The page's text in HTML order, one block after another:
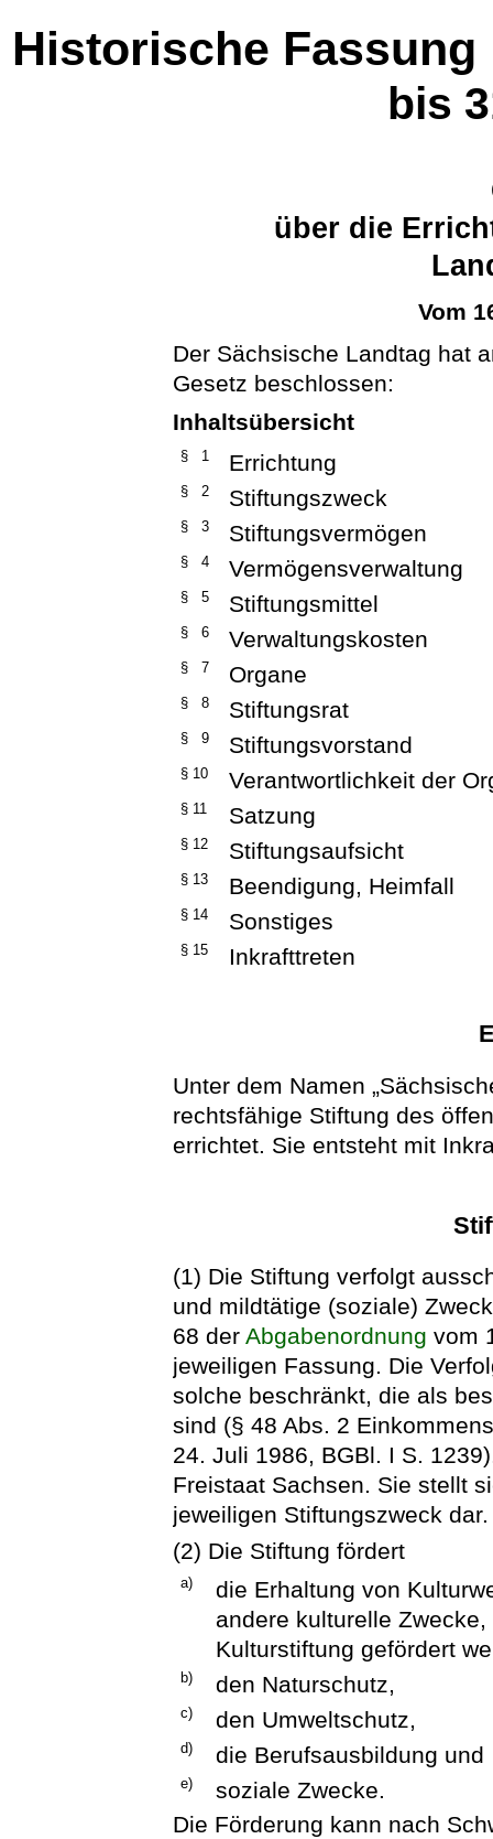
Historische Fassung
bis
über die
Vom
Der Sächsische Landtag hat
Gesetz beschlossen:
Inhaltsübersicht
§ 1 Errichtung
§ 2 Stiftungszweck
§ 3 Stiftungsvermögen
§ 4 Vermögensverwaltung
§ 5 Stiftungsmittel
§ 6 Verwaltungskosten
§ 7 Organe
§ 8 Stiftungsrat
§ 9 Stiftungsvorstand
§ 10 Verantwortlichkeit der
§ 11 Satzung
§ 12 Stiftungsaufsicht
§ 13 Beendigung, Heimfall
§ 14 Sonstiges
§ 15 Inkrafttreten
Unter dem Namen
rechtsfähige Stiftung des
errichtet. Sie entsteht mit
(1) Die Stiftung verfolgt
und mildtätige (soziale)
68 derAbgabenordnung vom
jeweiligen Fassung. Die
solche beschränkt, die als
sind (§ 48 Abs. 2
24. Juli 1986, BGBl. I S.
Freistaat Sachsen. Sie stellt
jeweiligen Stiftungszweck dar.
(2) Die Stiftung fördert
a)
die Erhaltung von
andere kulturelle
Kulturstiftung gefördert
b) den Naturschutz,
c) den Umweltschutz,
d) die Berufsausbildung und
e)
soziale Zwecke.
Die Förderung kann nach